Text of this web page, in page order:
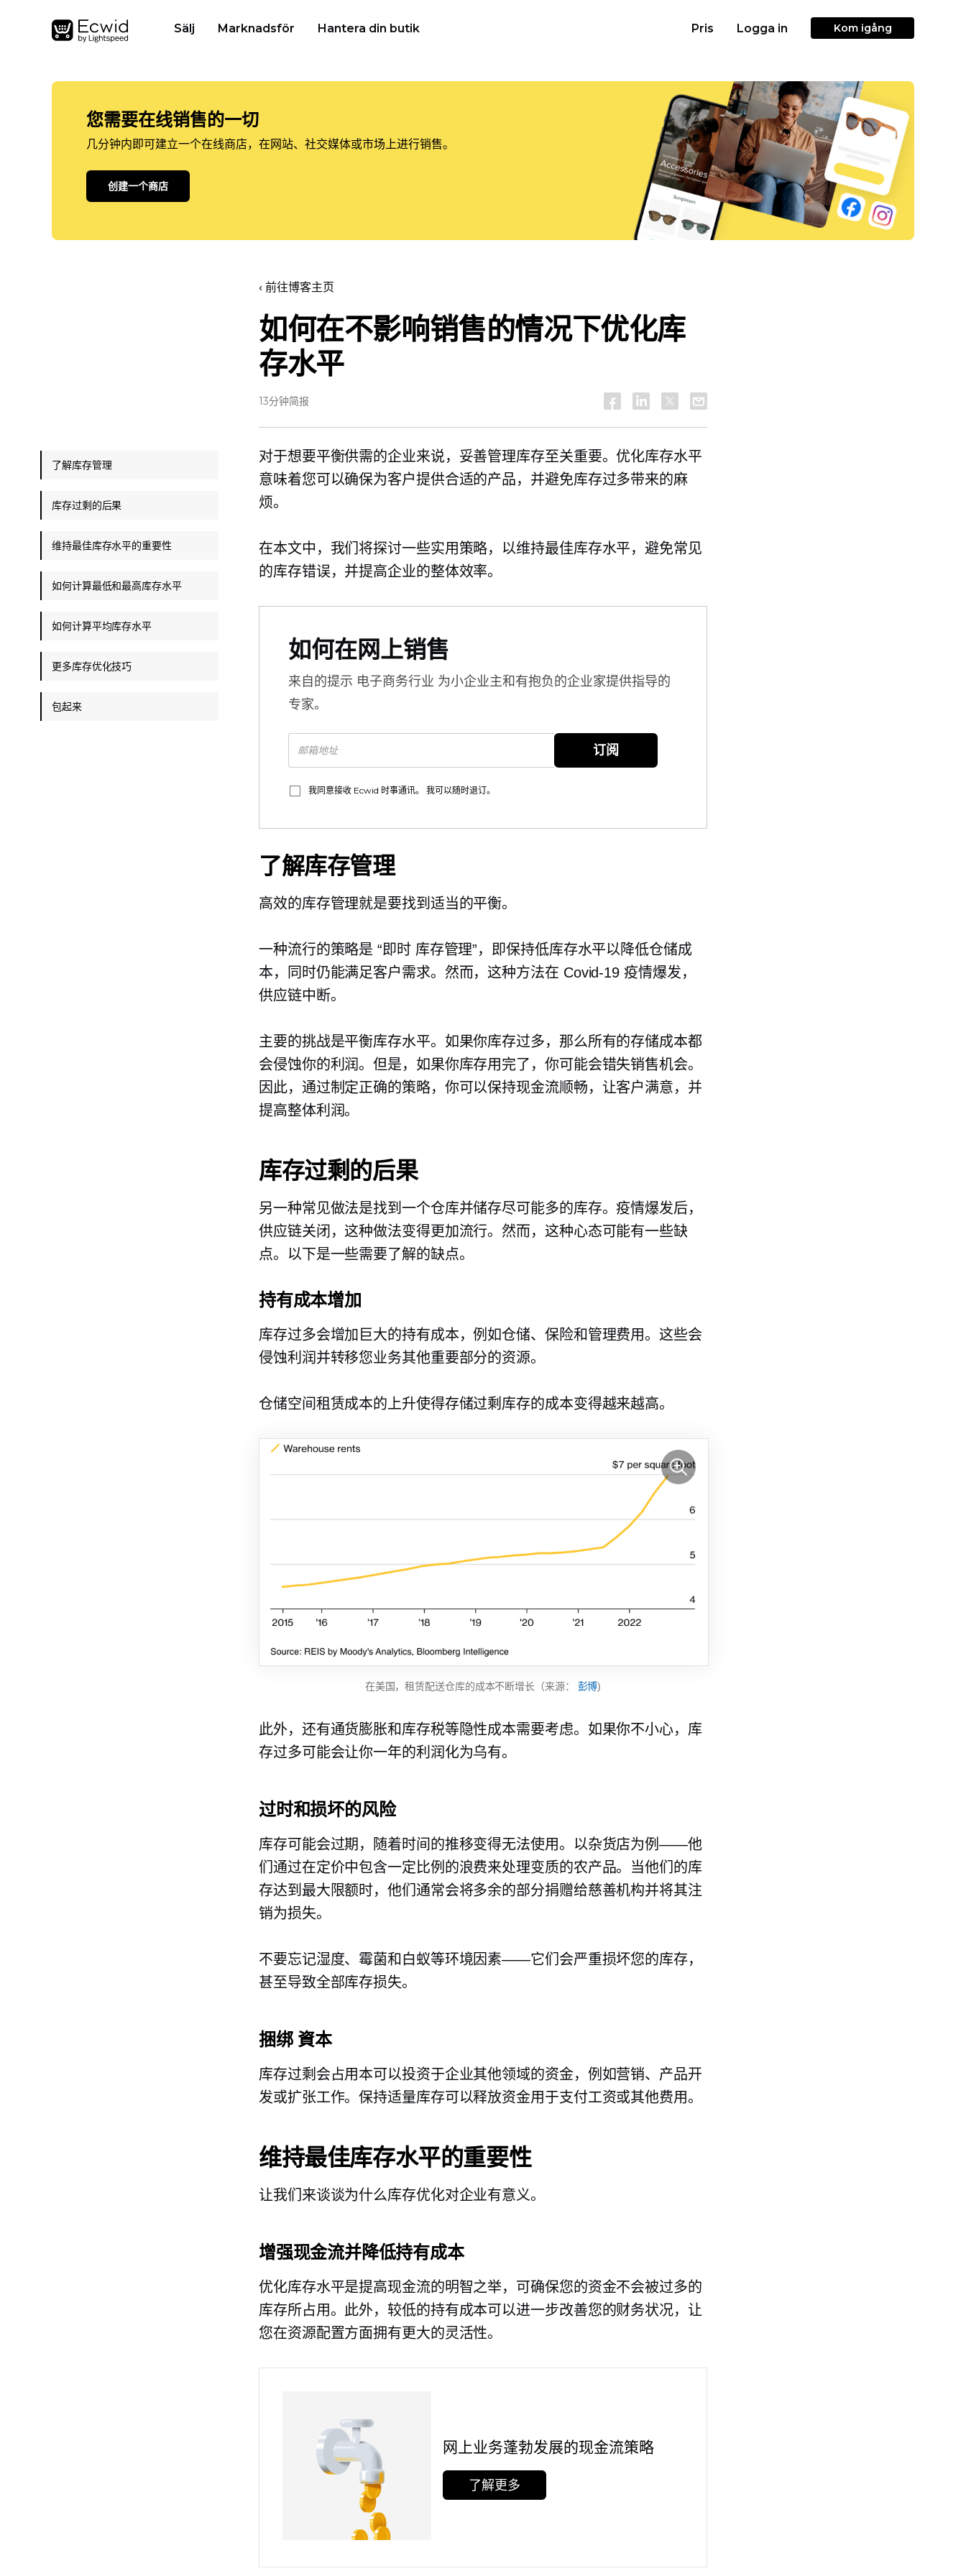
Sälj Marknadsför Hantera din butik Pris Logga in Kom igång
您需要在线销售的一切
几分钟内即可建立一个在线商店，在网站、社交媒体或市场上进行销售。
创建一个商店
‹ 前往博客主页
如何在不影响销售的情况下优化库
存水平
13分钟简报
对于想要平衡供需的企业来说，妥善管理库存至关重要。优化库存水平
意味着您可以确保为客户提供合适的产品，并避免库存过多带来的麻
烦。
在本文中，我们将探讨一些实用策略，以维持最佳库存水平，避免常见
的库存错误，并提高企业的整体效率。
如何在网上销售
来自的提示 电子商务行业 为小企业主和有抱负的企业家提供指导的
专家。
订阅
我同意接收 Ecwid 时事通讯。 我可以随时退订。
了解库存管理
高效的库存管理就是要找到适当的平衡。
一种流行的策略是“即时库存管理”，即保持低库存水平以降低仓储成
本，同时仍能满足客户需求。然而，这种方法在 Covid-19 疫情爆发，
供应链中断。
主要的挑战是平衡库存水平。如果你库存过多，那么所有的存储成本都
会侵蚀你的利润。但是，如果你库存用完了，你可能会错失销售机会。
因此，通过制定正确的策略，你可以保持现金流顺畅，让客户满意，并
提高整体利润。
库存过剩的后果
另一种常见做法是找到一个仓库并储存尽可能多的库存。疫情爆发后，
供应链关闭，这种做法变得更加流行。然而，这种心态可能有一些缺
点。以下是一些需要了解的缺点。
持有成本增加
库存过多会增加巨大的持有成本，例如仓储、保险和管理费用。这些会
侵蚀利润并转移您业务其他重要部分的资源。
仓储空间租赁成本的上升使得存储过剩库存的成本变得越来越高。
在美国，租赁配送仓库的成本不断增长（来源： 彭博)
此外，还有通货膨胀和库存税等隐性成本需要考虑。如果你不小心，库
存过多可能会让你一年的利润化为乌有。
过时和损坏的风险
库存可能会过期，随着时间的推移变得无法使用。以杂货店为例——他
们通过在定价中包含一定比例的浪费来处理变质的农产品。当他们的库
存达到最大限额时，他们通常会将多余的部分捐赠给慈善机构并将其注
销为损失。
不要忘记湿度、霉菌和白蚁等环境因素——它们会严重损坏您的库存，
甚至导致全部库存损失。
捆绑資本
库存过剩会占用本可以投资于企业其他领域的资金，例如营销、产品开
发或扩张工作。保持适量库存可以释放资金用于支付工资或其他费用。
维持最佳库存水平的重要性
让我们来谈谈为什么库存优化对企业有意义。
增强现金流并降低持有成本
优化库存水平是提高现金流的明智之举，可确保您的资金不会被过多的
库存所占用。此外，较低的持有成本可以进一步改善您的财务状况，让
您在资源配置方面拥有更大的灵活性。
网上业务蓬勃发展的现金流策略
了解更多
了解库存管理
库存过剩的后果
维持最佳库存水平的重要性
如何计算最低和最高库存水平
如何计算平均库存水平
更多库存优化技巧
包起来